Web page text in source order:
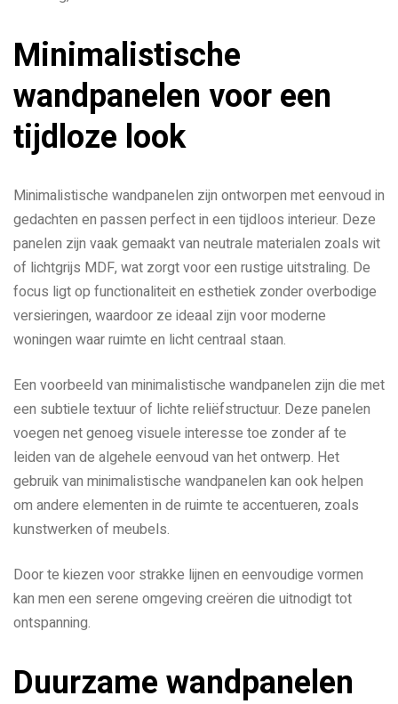
Minimalistische
wandpanelen voor een
tijdloze look
Minimalistische wandpanelen zijn ontworpen met eenvoud in
gedachten en passen perfect in een tijdloos interieur. Deze
panelen zijn vaak gemaakt van neutrale materialen zoals wit
of lichtgrijs MDF, wat zorgt voor een rustige uitstraling. De
focus ligt op functionaliteit en esthetiek zonder overbodige
versieringen, waardoor ze ideaal zijn voor moderne
woningen waar ruimte en licht centraal staan.
Een voorbeeld van minimalistische wandpanelen zijn die met
een subtiele textuur of lichte reliëfstructuur. Deze panelen
voegen net genoeg visuele interesse toe zonder af te
leiden van de algehele eenvoud van het ontwerp. Het
gebruik van minimalistische wandpanelen kan ook helpen
om andere elementen in de ruimte te accentueren, zoals
kunstwerken of meubels.
Door te kiezen voor strakke lijnen en eenvoudige vormen
kan men een serene omgeving creëren die uitnodigt tot
ontspanning.
Duurzame wandpanelen